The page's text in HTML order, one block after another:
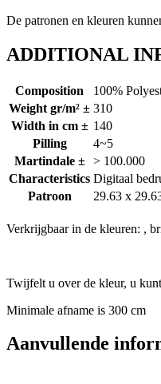
De patronen en kleuren
ADDITIONAL
Composition
100%
Weight gr/m² ± 310
Width in cm ± 140
Pilling
4~5
Martindale ±
> 100.000
Characteristics Digitaal
Patroon
29.63 x
Verkrijgbaar in de kleuren: ,
Twijfelt u over de kleur, u
Minimale afname is 300 cm
Aanvullende